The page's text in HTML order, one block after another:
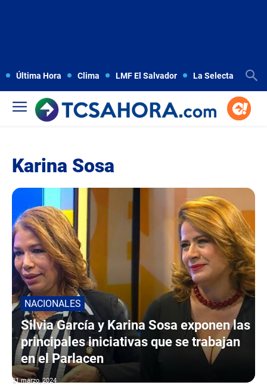
Última Hora Clima LMF El Salvador La Selecta
Karina Sosa
NACIONALES
Silvia García y Karina Sosa exponen las
principales iniciativas que se trabajan
en el Parlacen
21 marzo, 2024